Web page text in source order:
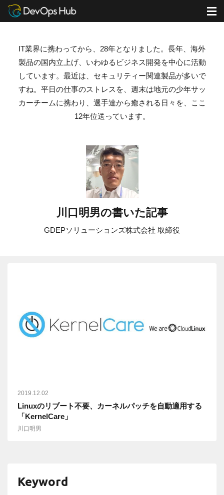
DevOps Hub ブログ 川口明男の書いた記事
川口明男の書いた記事
GDEPソリューションズ株式会社 取締役
IT業界に携わってから、28年となりました。 長年、海外
製品の国内立上げ、 いわゆるビジネス開発を中心に活動
しています。 最近は、セキュリティー関連製品が多いで
すね。 平日の仕事のストレスを、 週末は地元の少年サッ
カーチームに携わり、選手達から癒される日々を、ここ
12年位送っています。
2019.12.02
Linuxのリブート不要、カーネルパッチを自動適用する
「KernelCare」
川口明男
Keyword